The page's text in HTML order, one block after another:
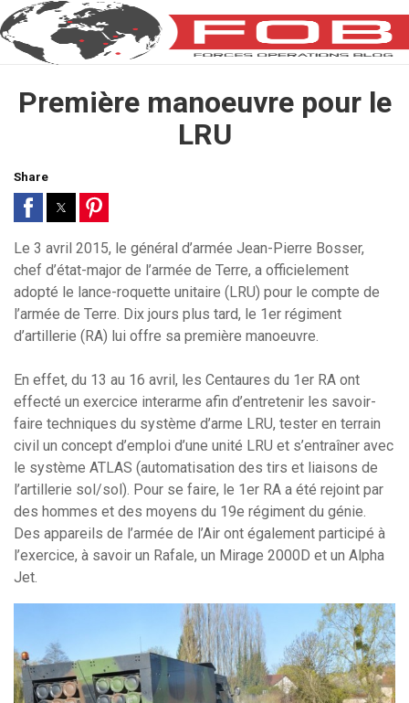
Première manoeuvre pour le
LRU
Share
Le 3 avril 2015, le général d’armée Jean-Pierre Bosser,
chef d’état-major de l’armée de Terre, a officielement
adopté le lance-roquette unitaire (LRU) pour le compte de
l’armée de Terre. Dix jours plus tard, le 1er régiment
d’artillerie (RA) lui offre sa première manoeuvre.
En effet, du 13 au 16 avril, les Centaures du 1er RA ont
effecté un exercice interarme afin d’entretenir les savoir-
faire techniques du système d’arme LRU, tester en terrain
civil un concept d’emploi d’une unité LRU et s’entraîner avec
le système ATLAS (automatisation des tirs et liaisons de
l’artillerie sol/sol). Pour se faire, le 1er RA a été rejoint par
des hommes et des moyens du 19e régiment du génie.
Des appareils de l’armée de l’Air ont également participé à
l’exercice, à savoir un Rafale, un Mirage 2000D et un Alpha
Jet.